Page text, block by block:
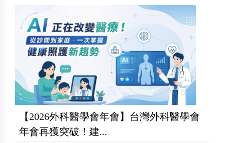
【2026外科醫學會年會】台灣外科醫學會
年會再獲突破！建...